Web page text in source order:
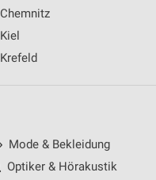
Chemnitz
Kiel
Krefeld
Mode & Bekleidung
Optiker & Hörakustik